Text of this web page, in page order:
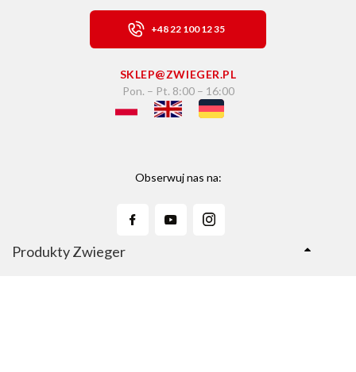
+48 22 100 12 35
SKLEP@ZWIEGER.PL
Pon. – Pt. 8:00 – 16:00
Obserwuj nas na:
Produkty Zwieger